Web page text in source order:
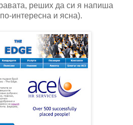
реших да си я напиша
интересна и ясна).